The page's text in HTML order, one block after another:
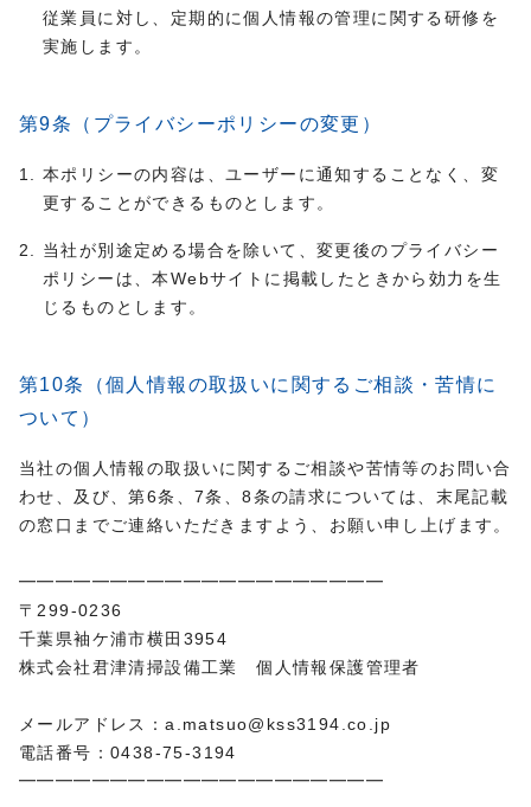
従業員に対し、定期的に個人情報の管理に関する研修を
実施します。
第9条（プライバシーポリシーの変更）
本ポリシーの内容は、ユーザーに通知することなく、変
更することができるものとします。
当社が別途定める場合を除いて、変更後のプライバシー
ポリシーは、本Webサイトに掲載したときから効力を生
じるものとします。
第10条（個人情報の取扱いに関するご相談・苦情に
ついて）
当社の個人情報の取扱いに関するご相談や苦情等のお問い合
わせ、及び、第6条、7条、8条の請求については、末尾記載
の窓口までご連絡いただきますよう、お願い申し上げます。
━━━━━━━━━━━━━━━━━━━━
〒299-0236
千葉県袖ケ浦市横田3954
株式会社君津清掃設備工業 個人情報保護管理者
メールアドレス：a.matsuo@kss3194.co.jp
電話番号：0438-75-3194
━━━━━━━━━━━━━━━━━━━━